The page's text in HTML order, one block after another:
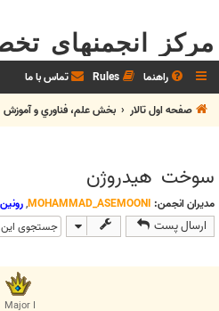
مرکز انجمنهای
راهنما Rules تماس با ما
صفحه اول تالار
بخش علم، فناوري و آموزش
سوخت هيدروژن
مدیران انجمن: MOHAMMAD_ASEMOONI
,رونین
ارسال پست
Major I